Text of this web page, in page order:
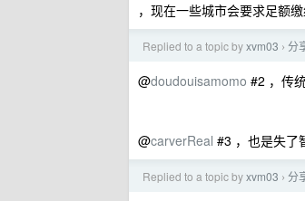
，现在一些城市会要求足额
Replied to a topic byxvm03 › 分
@doudouisamomo #2 ，传
@carverReal #3 ，也是失了
Replied to a topic byxvm03 › 分